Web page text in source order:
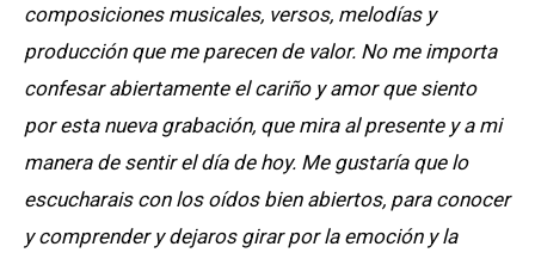
composiciones musicales, versos, melodías y
producción que me parecen de valor. No me importa
confesar abiertamente el cariño y amor que siento
por esta nueva grabación, que mira al presente y a mi
manera de sentir el día de hoy. Me gustaría que lo
escucharais con los oídos bien abiertos, para conocer
y comprender y dejaros girar por la emoción y la